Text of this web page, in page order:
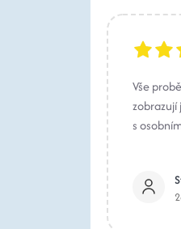
Vše
zobrazují
s